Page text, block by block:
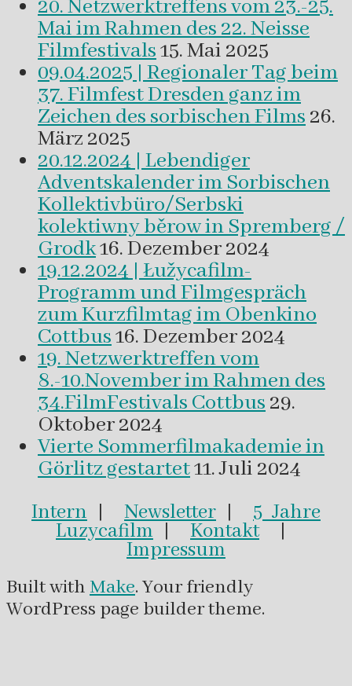
20. Netzwerktreffens vom 23.-25.
Mai im Rahmen des 22. Neisse
Filmfestivals15. Mai 2025
09.04.2025 | Regionaler Tag beim
37. Filmfest Dresden ganz im
Zeichen des sorbischen Films26.
März 2025
20.12.2024 | Lebendiger
Adventskalender im Sorbischen
Kollektivbüro/Serbski
kolektiwny běrow in Spremberg /
Grodk16. Dezember 2024
19.12.2024 | Łužycafilm-
Programm und Filmgespräch
zum Kurzfilmtag im Obenkino
Cottbus16. Dezember 2024
19. Netzwerktreffen vom
8.-10.November im Rahmen des
34.FilmFestivals Cottbus29.
Oktober 2024
Vierte Sommerfilmakademie in
Görlitz gestartet11. Juli 2024
Intern | Newsletter | 5 Jahre
Luzycafilm | Kontakt|
Impressum
Built with Make. Your friendly
WordPress page builder theme.